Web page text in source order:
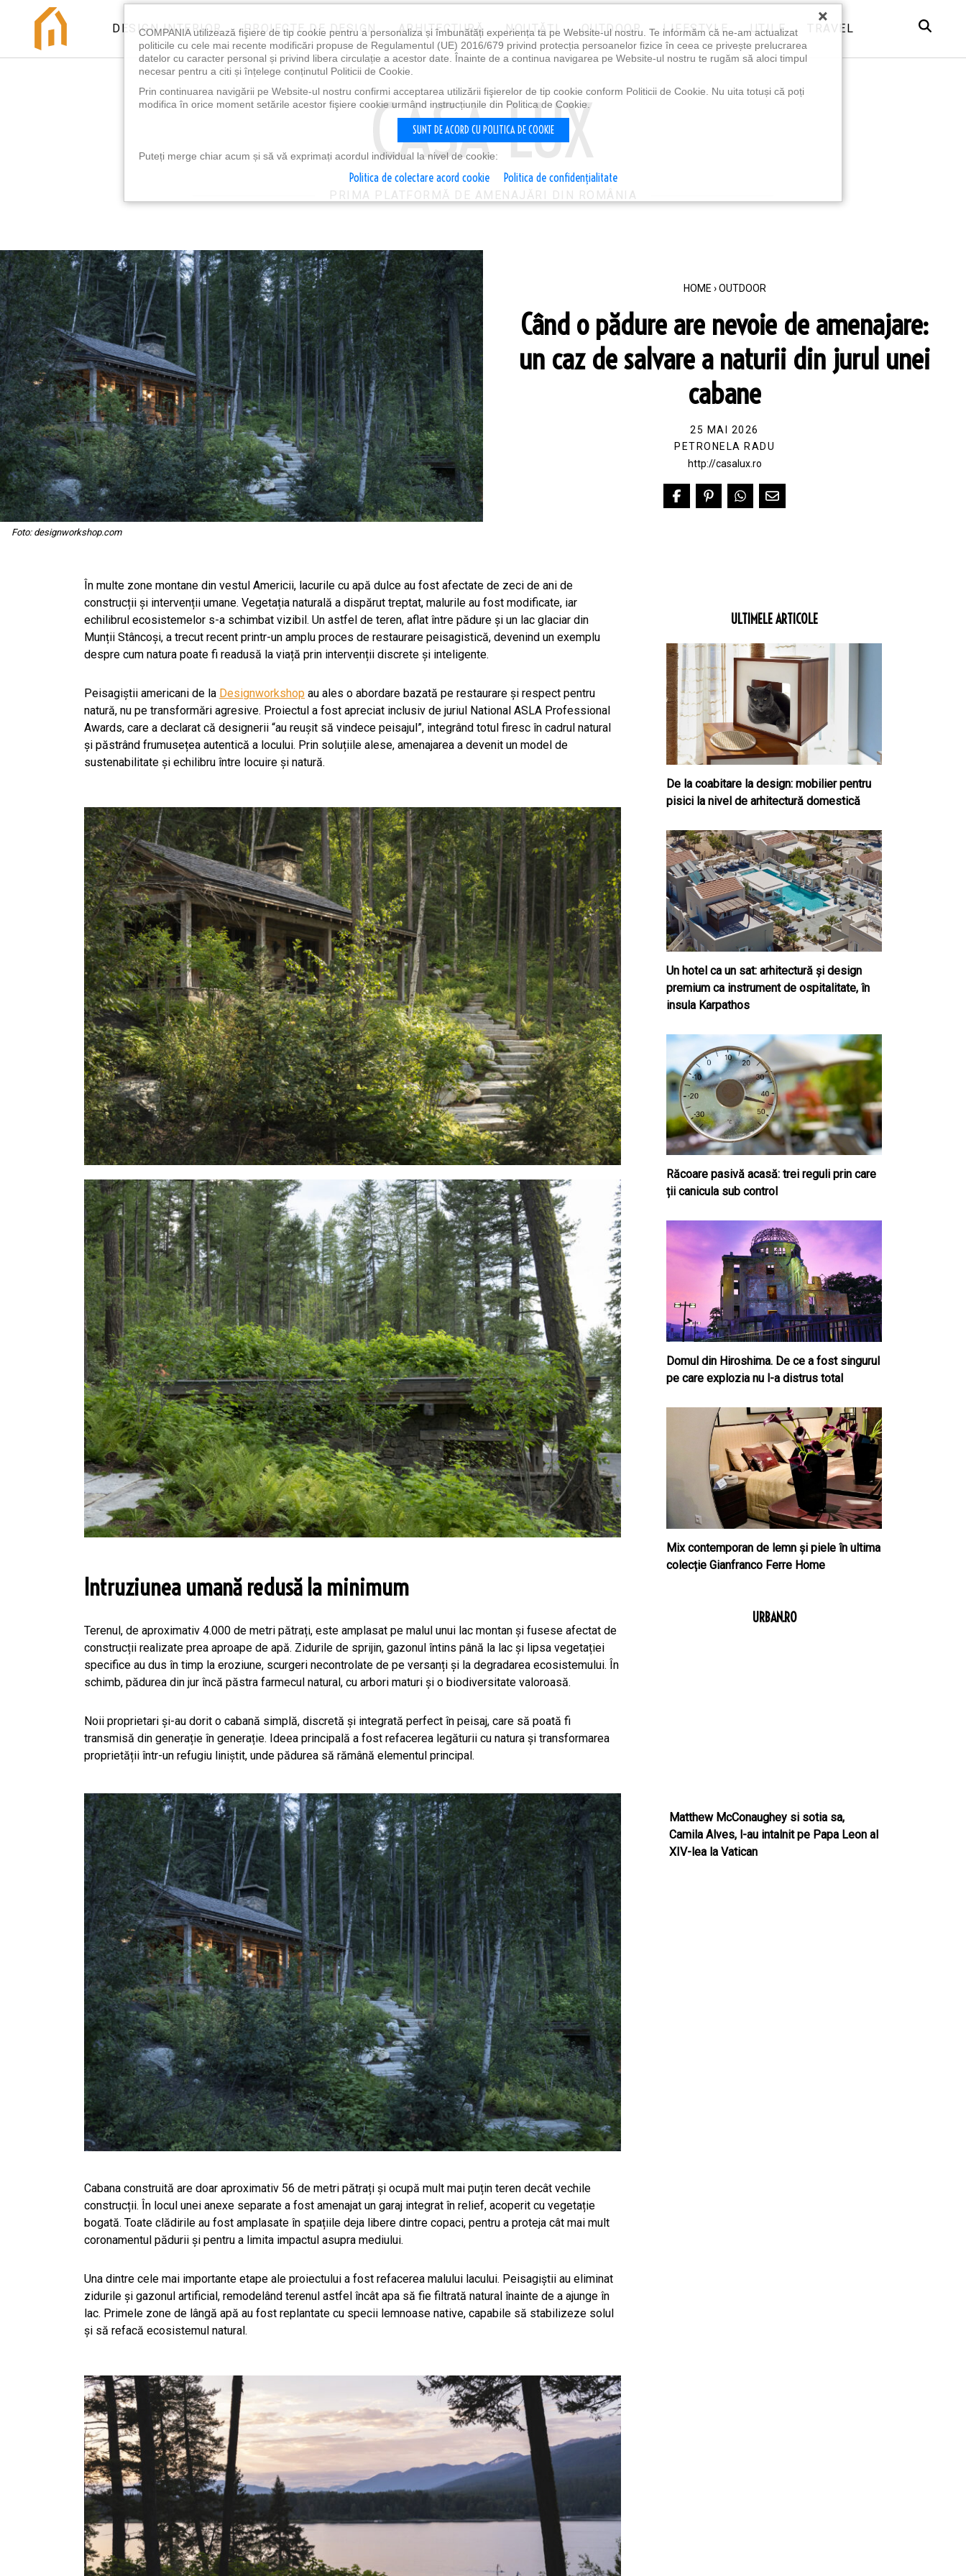
DESIGN INTERIOR PROIECTE DE DESIGN ARHITECTURĂ NOUTĂȚI OUTDOOR LIFESTYLE UTILE TRAVEL
PRIMA PLATFORMĂ DE AMENAJĂRI DIN ROMÂNIA
Foto: designworkshop.com
HOME › OUTDOOR
Când o pădure are nevoie de amenajare:
un caz de salvare a naturii din jurul unei
cabane
25 MAI 2026
PETRONELA RADU
http://casalux.ro
În multe zone montane din vestul Americii, lacurile cu apă dulce au fost afectate de zeci de ani de
construcții și intervenții umane. Vegetația naturală a dispărut treptat, malurile au fost modificate, iar
echilibrul ecosistemelor s-a schimbat vizibil. Un astfel de teren, aflat între pădure și un lac glaciar din
Munții Stâncoși, a trecut recent printr-un amplu proces de restaurare peisagistică, devenind un exemplu
despre cum natura poate fi readusă la viață prin intervenții discrete și inteligente.
Peisagiștii americani de la Designworkshop au ales o abordare bazată pe restaurare și respect pentru
natură, nu pe transformări agresive. Proiectul a fost apreciat inclusiv de juriul National ASLA Professional
Awards, care a declarat că designerii “au reușit să vindece peisajul”, integrând totul firesc în cadrul natural
și păstrând frumusețea autentică a locului. Prin soluțiile alese, amenajarea a devenit un model de
sustenabilitate și echilibru între locuire și natură.
Intruziunea umană redusă la minimum
Terenul, de aproximativ 4.000 de metri pătrați, este amplasat pe malul unui lac montan și fusese afectat de
construcții realizate prea aproape de apă. Zidurile de sprijin, gazonul întins până la lac și lipsa vegetației
specifice au dus în timp la eroziune, scurgeri necontrolate de pe versanți și la degradarea ecosistemului. În
schimb, pădurea din jur încă păstra farmecul natural, cu arbori maturi și o biodiversitate valoroasă.
Noii proprietari și-au dorit o cabană simplă, discretă și integrată perfect în peisaj, care să poată fi
transmisă din generație în generație. Ideea principală a fost refacerea legăturii cu natura și transformarea
proprietății într-un refugiu liniștit, unde pădurea să rămână elementul principal.
Cabana construită are doar aproximativ 56 de metri pătrați și ocupă mult mai puțin teren decât vechile
construcții. În locul unei anexe separate a fost amenajat un garaj integrat în relief, acoperit cu vegetație
bogată. Toate clădirile au fost amplasate în spațiile deja libere dintre copaci, pentru a proteja cât mai mult
coronamentul pădurii și pentru a limita impactul asupra mediului.
Una dintre cele mai importante etape ale proiectului a fost refacerea malului lacului. Peisagiștii au eliminat
zidurile și gazonul artificial, remodelând terenul astfel încât apa să fie filtrată natural înainte de a ajunge în
lac. Primele zone de lângă apă au fost replantate cu specii lemnoase native, capabile să stabilizeze solul
și să refacă ecosistemul natural.
ULTIMELE ARTICOLE
De la coabitare la design: mobilier pentru
pisici la nivel de arhitectură domestică
Un hotel ca un sat: arhitectură și design
premium ca instrument de ospitalitate, în
insula Karpathos
Răcoare pasivă acasă: trei reguli prin care
ții canicula sub control
Domul din Hiroshima. De ce a fost singurul
pe care explozia nu l-a distrus total
Mix contemporan de lemn şi piele în ultima
colecție Gianfranco Ferre Home
URBAN.RO
Matthew McConaughey si sotia sa,
Camila Alves, l-au intalnit pe Papa Leon al
XIV-lea la Vatican
×
COMPANIA utilizează fişiere de tip cookie pentru a personaliza și îmbunătăți experiența ta pe Website-ul nostru. Te informăm că ne-am actualizat
politicile cu cele mai recente modificări propuse de Regulamentul (UE) 2016/679 privind protecția persoanelor fizice în ceea ce privește prelucrarea
datelor cu caracter personal și privind libera circulație a acestor date. Înainte de a continua navigarea pe Website-ul nostru te rugăm să aloci timpul
necesar pentru a citi și înțelege conținutul Politicii de Cookie.
Prin continuarea navigării pe Website-ul nostru confirmi acceptarea utilizării fişierelor de tip cookie conform Politicii de Cookie. Nu uita totuși că poți
modifica în orice moment setările acestor fişiere cookie urmând instrucțiunile din Politica de Cookie.
SUNT DE ACORD CU POLITICA DE COOKIE
Puteți merge chiar acum și să vă exprimați acordul individual la nivel de cookie:
Politica de colectare acord cookie Politica de confidențialitate